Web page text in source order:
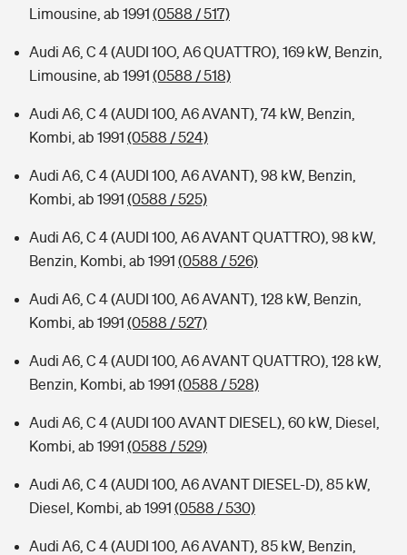
Limousine, ab 1991 (0588 / 517)
Audi A6, C 4 (AUDI 10O, A6 QUATTRO), 169 kW, Benzin,
Limousine, ab 1991 (0588 / 518)
Audi A6, C 4 (AUDI 100, A6 AVANT), 74 kW, Benzin,
Kombi, ab 1991 (0588 / 524)
Audi A6, C 4 (AUDI 100, A6 AVANT), 98 kW, Benzin,
Kombi, ab 1991 (0588 / 525)
Audi A6, C 4 (AUDI 100, A6 AVANT QUATTRO), 98 kW,
Benzin, Kombi, ab 1991 (0588 / 526)
Audi A6, C 4 (AUDI 100, A6 AVANT), 128 kW, Benzin,
Kombi, ab 1991 (0588 / 527)
Audi A6, C 4 (AUDI 100, A6 AVANT QUATTRO), 128 kW,
Benzin, Kombi, ab 1991 (0588 / 528)
Audi A6, C 4 (AUDI 100 AVANT DIESEL), 60 kW, Diesel,
Kombi, ab 1991 (0588 / 529)
Audi A6, C 4 (AUDI 100, A6 AVANT DIESEL-D), 85 kW,
Diesel, Kombi, ab 1991 (0588 / 530)
Audi A6, C 4 (AUDI 100, A6 AVANT), 85 kW, Benzin,